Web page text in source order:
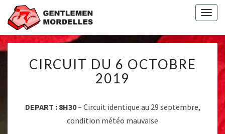
DU
6
OCTOBRE
CIRCUIT DU 6 OCTOBRE
2019
DEPART : 8H30– Circuit identique au 29 septembre,
condition météo mauvaise